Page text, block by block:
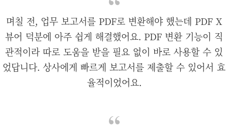
며칠 전, 업무 보고서를 PDF로 변환해야 했는데 PDF X
뷰어 덕분에 아주 쉽게 해결했어요. PDF 변환 기능이 직
관적이라 따로 도움을 받을 필요 없이 바로 사용할 수 있
었답니다. 상사에게 빠르게 보고서를 제출할 수 있어서 효
율적이었어요.